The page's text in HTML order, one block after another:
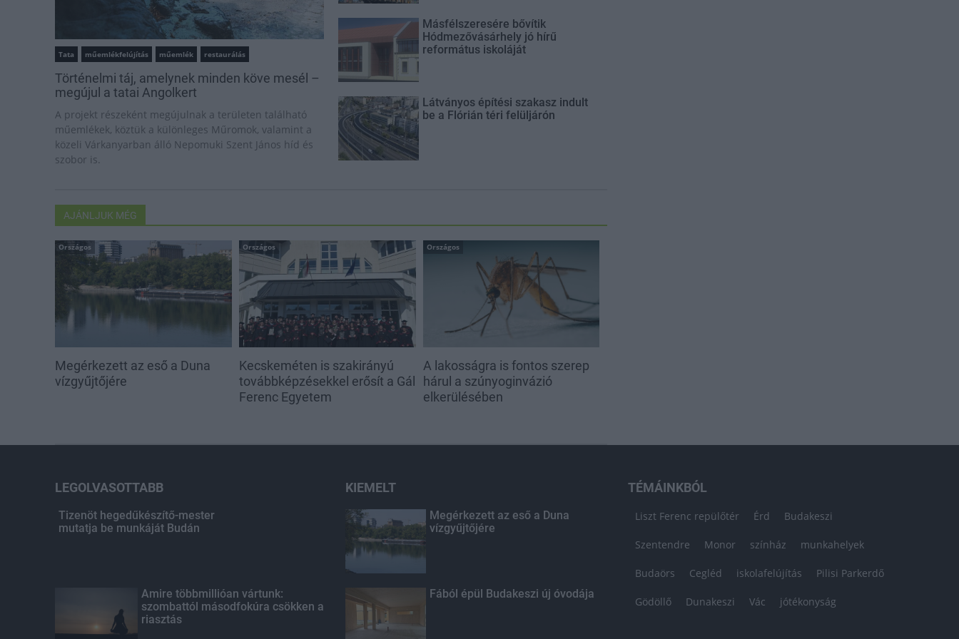
Tata műemlékfelújítás műemlék restaurálás
Történelmi táj, amelynek minden köve mesél –
megújul a tatai Angolkert
A projekt részeként megújulnak a területen található
műemlékek, köztük a különleges Műromok, valamint a
közeli Várkanyarban álló Nepomuki Szent János híd és
szobor is.
Másfélszeresére bővítik
Hódmezővásárhely jó hírű
református iskoláját
Látványos építési szakasz indult
be a Flórián téri felüljárón
AJÁNLJUK MÉG
Országos
Megérkezett az eső a Duna
vízgyűjtőjére
Országos
Kecskeméten is szakirányú
továbbképzésekkel erősít a Gál
Ferenc Egyetem
Országos
A lakosságra is fontos szerep
hárul a szúnyoginvázió
elkerülésében
LEGOLVASOTTABB
Tizenöt hegedűkészítő-mester
mutatja be munkáját Budán
Amire többmillióan vártunk:
szombattól másodfokúra csökken a
riasztás
KIEMELT
Megérkezett az eső a Duna
vízgyűjtőjére
Fából épül Budakeszi új óvodája
TÉMÁINKBÓL
Liszt Ferenc repülőtér Érd Budakeszi
Szentendre Monor színház munkahelyek
Budaörs Cegléd iskolafelújítás Pilisi Parkerdő
Gödöllő Dunakeszi Vác jótékonyság